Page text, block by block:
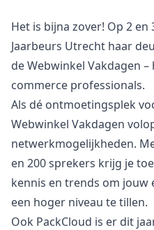
Het is bijna zover! Op 2
Jaarbeurs Utrecht haar
de Webwinkel Vakdagen
commerce professionals.
Als dé ontmoetingsplek
Webwinkel Vakdagen
netwerkmogelijkheden.
en 200 sprekers krijg je
kennis en trends om jouw
een hoger niveau te tillen.
Ook PackCloud is er dit